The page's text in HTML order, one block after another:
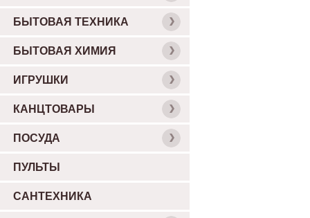
БЫТОВАЯ ТЕХНИКА
БЫТОВАЯ ХИМИЯ
ИГРУШКИ
КАНЦТОВАРЫ
ПОСУДА
ПУЛЬТЫ
САНТЕХНИКА